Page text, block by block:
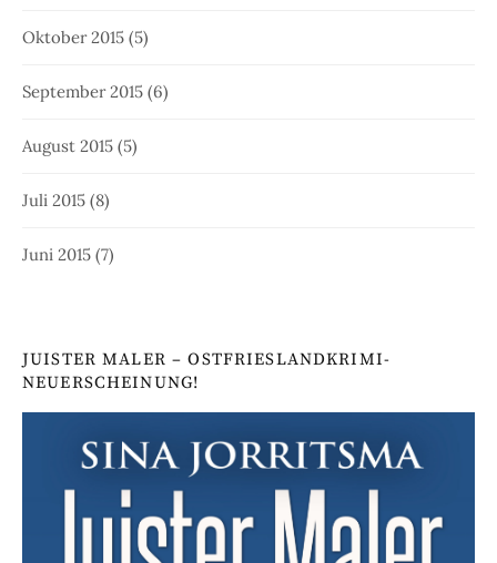
Oktober 2015 (5)
September 2015 (6)
August 2015 (5)
Juli 2015 (8)
Juni 2015 (7)
JUISTER MALER – OSTFRIESLANDKRIMI-
NEUERSCHEINUNG!